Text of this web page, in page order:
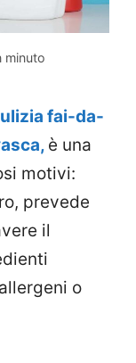
minuto
fai-da-
è una
motivi:
prevede
il
o